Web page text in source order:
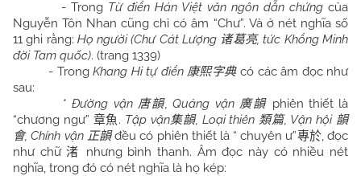
- Trong Từ điển Hán Việt văn ngôn dẫn chứng của
Nguyễn Tôn Nhan cũng chỉ có âm “Chư”. Và ở nét nghĩa số
11 ghi rằng: Họ người (ChưCát Lượng 诸葛亮, tức Khổng Minh
đời Tam quốc). (trang 1339)
- TrongKhang Hi tự điển 康熙字典có các âm đọc như
sau:
*Đường vận 唐韻, Quảng vận 廣韻 phiên thiết là
“chương ngư” 章魚 . Tập vận集韻, Loại thiên 類篇, Vận hội 韻
會, Chính vận 正韻đều có phiên thiết là “ chuyên ư”專於, đọc
như chữ渚
nhưng bình thanh. Âm đọc này có nhiều nét
nghĩa, trong đó có nét nghĩa là họ kép: